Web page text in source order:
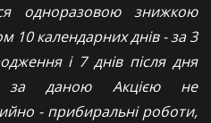
одноразовою знижкою
10 календарних днів - за 3
і 7 днів після дня
за даною Акцією не
- прибиральні роботи,